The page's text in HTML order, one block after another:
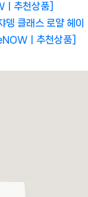
추천상품]
클래스 로얄 헤이
ㅣ추천상품]